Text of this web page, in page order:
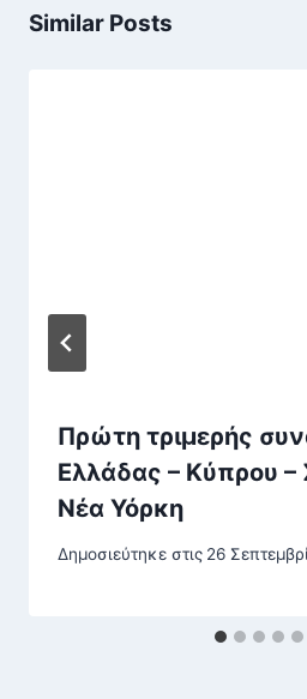
Similar Posts
Πρώτη τριμερής
Ελλάδας – Κύπρου –
Νέα Υόρκη
Δημοσιεύτηκε στις 26